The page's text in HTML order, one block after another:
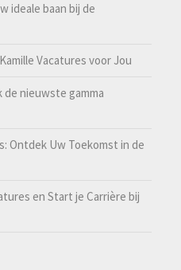
ideale baan bij de
Vacatures voor Jou
de nieuwste gamma
Ontdek Uw Toekomst in de
en Start je Carrière bij